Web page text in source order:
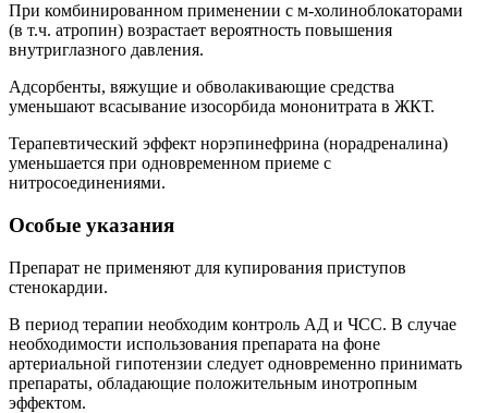
При комбинированном применении с м-холиноблокаторами
(в т.ч. атропин) возрастает вероятность повышения
внутриглазного давления.
Адсорбенты, вяжущие и обволакивающие средства
уменьшают всасывание изосорбида мононитрата в ЖКТ.
Терапевтический эффект норэпинефрина (норадреналина)
уменьшается при одновременном приеме с
нитросоединениями.
Особые указания
Препарат не применяют для купирования приступов
стенокардии.
В период терапии необходим контроль АД и ЧСС. В случае
необходимости использования препарата на фоне
артериальной гипотензии следует одновременно принимать
препараты, обладающие положительным инотропным
эффектом.